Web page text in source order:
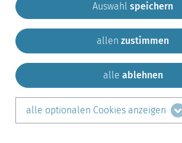
Gemeinde Krailling Impressum
Sitemap
Kontakt
teilen auf:
LinkedIn
Auswahl speichern
allen zustimmen
alle ablehnen
alle optionalen Cookies anzeigen